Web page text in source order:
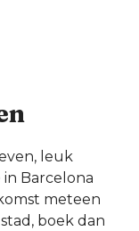
leuk
Barcelona
meteen
boek dan